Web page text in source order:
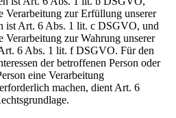
Verarbeitung zur Erfüllung unserer
ist Art. 6 Abs. 1 lit. c DSGVO, und
Verarbeitung zur Wahrung unserer
6 Abs. 1 lit. f DSGVO. Für den
der betroffenen Person oder
eine Verarbeitung
machen, dient Art. 6